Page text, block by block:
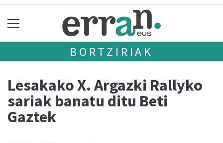
BORTZIRIAK
Lesakako X. Argazki Rallyko
sariak banatu ditu Beti
Gaztek